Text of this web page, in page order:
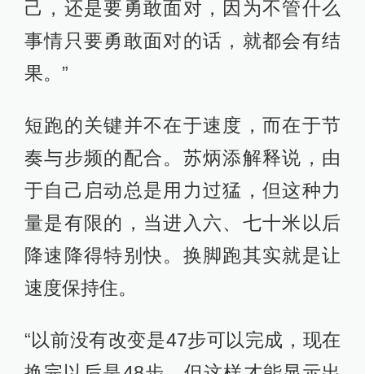
为了尽快适应新的技术，苏炳添不停
地重复练习加强大脑和肌肉记忆，甚
至在大街上他也会旁若无人地练起起
跑动作。
“我当时每天睡觉之前总是在脑海里重
复练让自己的记忆到那儿，所以那段
时间很快让自己熟悉了这个感觉。”苏
炳添一边讲一边做起了起跑动作。
也未放弃更进一步。这个广东大男孩